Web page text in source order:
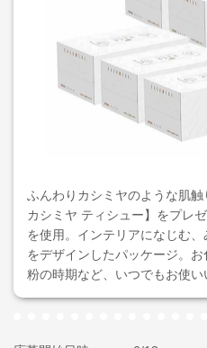
ふんわりカシミヤのような肌
カシミヤ ティシュー】をプレ
を使用。インテリアになじむ
をデザインしたパッケージ。
粉の時期など、いつでもお使い